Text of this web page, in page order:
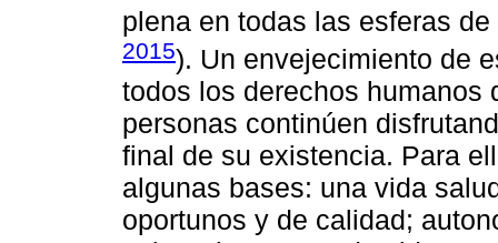
plena en todas las esferas
2015). Un envejecimiento de
todos los derechos humanos
personas continúen
final de su existencia. Para
algunas bases: una vida
oportunos y de calidad;